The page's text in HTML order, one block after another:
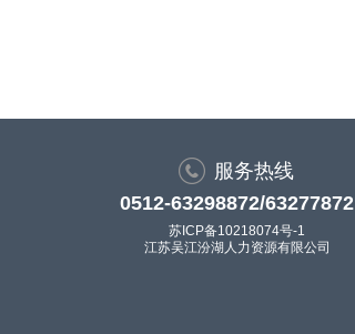
服务热线
0512-63298872/63277872
苏ICP备10218074号-1
江苏吴江汾湖人力资源有限公司